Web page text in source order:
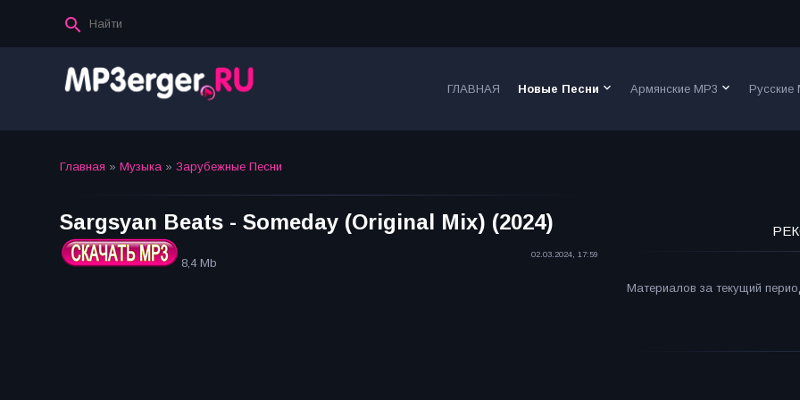
ГЛАВНАЯ Новые Песни keyboard_arrow_down Армянские MP3 keyboard_arrow_down Русские
Главная » Музыка » Зарубежные Песни
Sargsyan Beats - Someday (Original Mix) (2024)
8,4 Mb
02.03.2024, 17:59
Материалов за текущий